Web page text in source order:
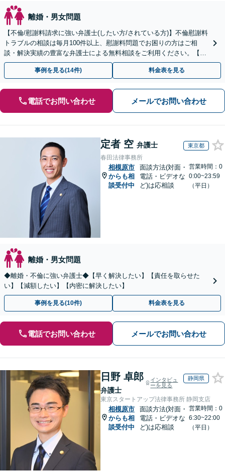
離婚・男女問題
【不倫/慰謝料請求に強い弁護士(したい方/されている方)】不倫慰謝料
トラブルの相談は毎月100件以上、慰謝料問題でお困りの方はご相
談・解決実績の豊富な弁護士による無料相談をご利用ください。【不
倫相談は初回0円】【全国対応】
事例を見る(14件) 料金表を見る
電話でお問い合わせ メールでお問い合わせ
定者 空 弁護士 東京都
春田法律事務所
相模原市
からも相
談受付中
面談方法(対面・
電話・ビデオな
ど)は応相談
営業時間：0
0:00~23:59
（平日）
離婚・男女問題
◆離婚・不倫に強い弁護士◆【早く解決したい】【責任を取らせた
い】【減額したい】【内密に解決したい】
事例を見る(10件) 料金表を見る
電話でお問い合わせ メールでお問い合わせ
日野 卓郎
弁護士
インタビュ
ーを見る
静岡県
東京スタートアップ法律事務所 静岡支店
相模原市
からも相
談受付中
面談方法(対面・
電話・ビデオな
ど)は応相談
営業時間：0
6:30~22:00
（平日）